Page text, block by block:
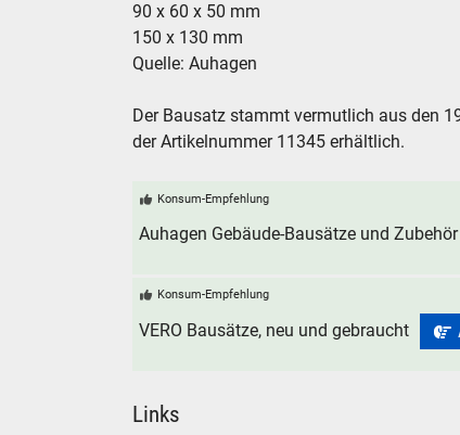
90 x 60 x 50 mm
150 x 130 mm
Quelle: Auhagen
Der Bausatz stammt vermutlich aus den
der Artikelnummer 11345 erhältlich.
Konsum-Empfehlung
Auhagen Gebäude-Bausätze und
Konsum-Empfehlung
VERO Bausätze, neu und gebraucht
Links